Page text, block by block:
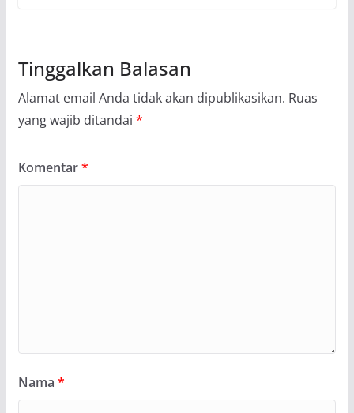
Tinggalkan Balasan
Alamat email Anda tidak akan dipublikasikan. Ruas
yang wajib ditandai *
Komentar*
Nama *